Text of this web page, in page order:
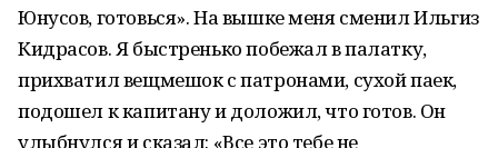
Юнусов, готовься». На вышке меня сменил Ильгиз
Кидрасов. Я быстренько побежал в палатку,
прихватил вещмешок с патронами, сухой паек,
подошел к капитану и доложил, что готов. Он
улыбнулся и сказал: «Все это тебе не